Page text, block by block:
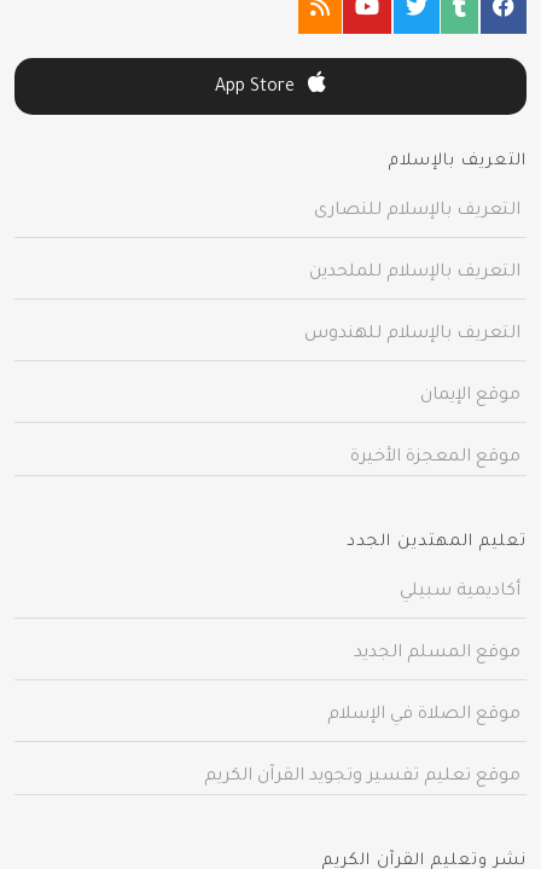
التعريف بالإسلام
التعريف بالإسلام للنصارى
التعريف بالإسلام للملحدين
التعريف بالإسلام للهندوس
موقع الإيمان
موقع المعجزة الأخيرة
تعليم المهتدين الجدد
أكاديمية سبيلي
موقع المسلم الجديد
موقع الصلاة في الإسلام
موقع تعليم تفسير وتجويد القرآن الكريم
نشر وتعليم القرآن الكريم